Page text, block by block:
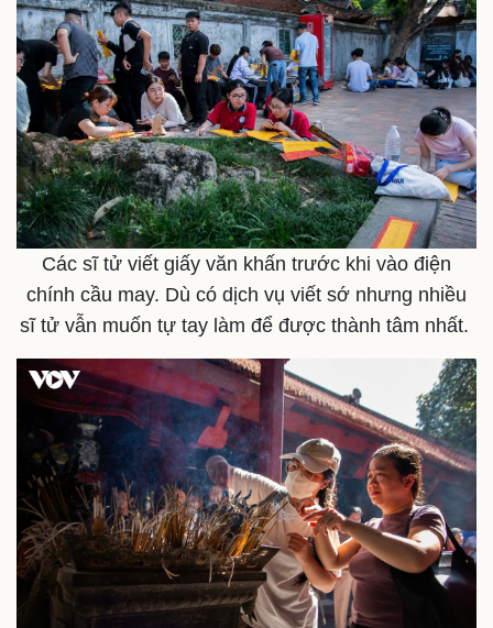
Sức khỏe
Dinh dưỡng - món ngon
Đời sống
Nhà đẹp
Các sĩ tử viết giấy văn khấn trước khi vào điện
chính cầu may. Dù có dịch vụ viết sớ nhưng nhiều
sĩ tử vẫn muốn tự tay làm để được thành tâm nhất.